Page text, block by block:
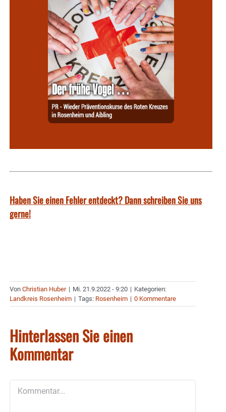
Haben Sie einen Fehler entdeckt? Dann schreiben Sie uns
gerne!
Von Christian Huber | Mi. 21.9.2022 - 9:20 | Kategorien:
Landkreis Rosenheim | Tags: Rosenheim | 0 Kommentare
Hinterlassen Sie einen
Kommentar